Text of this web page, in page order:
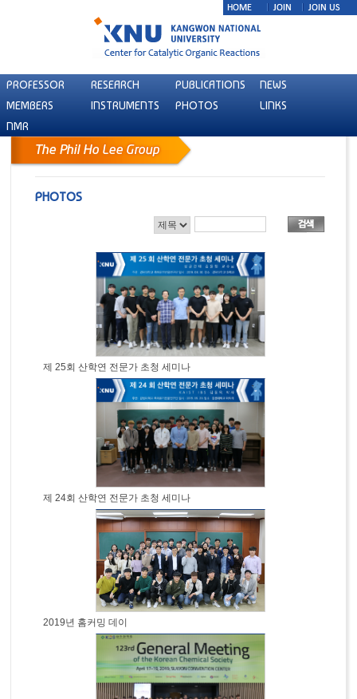
PROFESSOR RESEARCH PUBLICATIONS
NEWS
MEMBERS
INSTRUMENTS PHOTOS
LINKS
NMR
PHOTOS
제 25회 산학연 전문가 초청 세미나
제 24회 산학연 전문가 초청 세미나
2019년 홈커밍 데이